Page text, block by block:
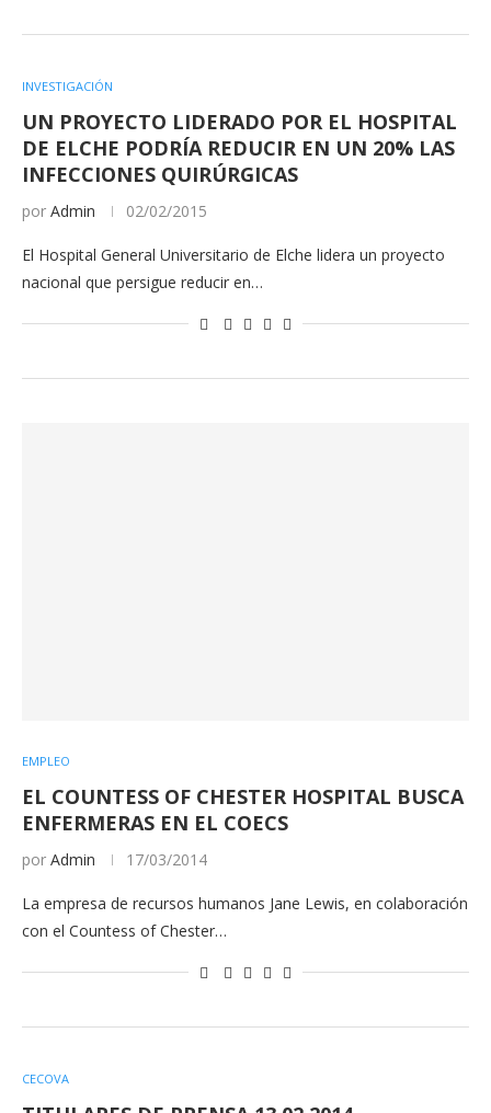
INVESTIGACIÓN
UN PROYECTO LIDERADO POR EL HOSPITAL
DE ELCHE PODRÍA REDUCIR EN UN 20% LAS
INFECCIONES QUIRÚRGICAS
por Admin 02/02/2015
El Hospital General Universitario de Elche lidera un proyecto
nacional que persigue reducir en…
EMPLEO
EL COUNTESS OF CHESTER HOSPITAL BUSCA
ENFERMERAS EN EL COECS
por Admin 17/03/2014
La empresa de recursos humanos Jane Lewis, en colaboración
con el Countess of Chester…
CECOVA